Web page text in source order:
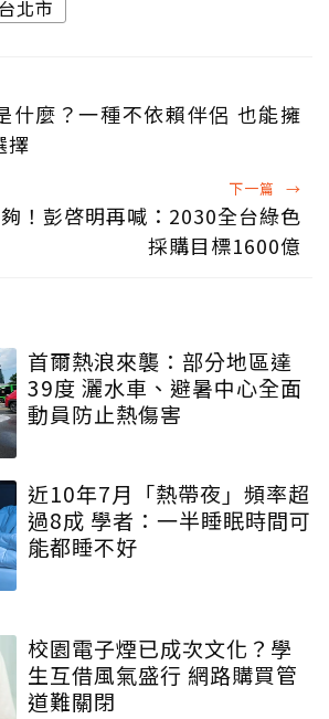
台北市
什麼？一種不依賴伴侶 也能擁
擇
下一篇 →
！彭啓明再喊：2030全台綠色
採購目標1600億
首爾熱浪來襲：部分地區達
39度 灑水車、避暑中心全面
動員防止熱傷害
近10年7月「熱帶夜」頻率超
過8成 學者：一半睡眠時間可
能都睡不好
校園電子煙已成次文化？學
生互借風氣盛行 網路購買管
道難關閉